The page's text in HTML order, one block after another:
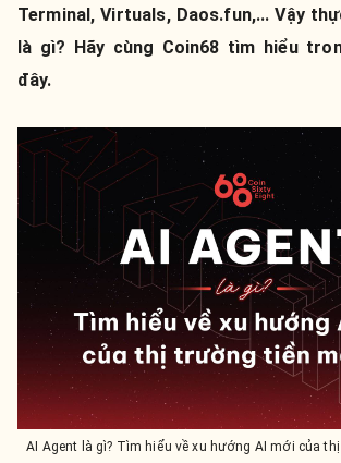
Terminal, Virtuals, Daos.fun,... Vậy
là gì? Hãy cùng Coin68 tìm hiểu
đây.
AI Agent là gì? Tìm hiểu về xu hướng AI mới của